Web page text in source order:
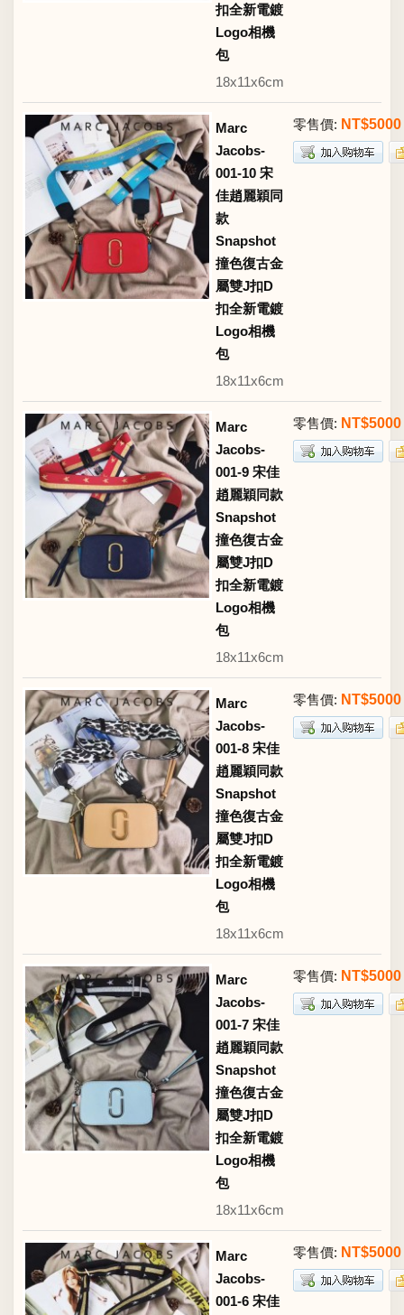
扣全新電鍍
Logo相機
包
18x11x6cm
Marc
Jacobs-
001-10 宋
佳趙麗穎同
款
Snapshot
撞色復古金
屬雙J扣D
扣全新電鍍
Logo相機
包
18x11x6cm
零售價: NT$5000
Marc
Jacobs-
001-9 宋佳
趙麗穎同款
Snapshot
撞色復古金
屬雙J扣D
扣全新電鍍
Logo相機
包
18x11x6cm
零售價: NT$5000
Marc
Jacobs-
001-8 宋佳
趙麗穎同款
Snapshot
撞色復古金
屬雙J扣D
扣全新電鍍
Logo相機
包
18x11x6cm
零售價: NT$5000
Marc
Jacobs-
001-7 宋佳
趙麗穎同款
Snapshot
撞色復古金
屬雙J扣D
扣全新電鍍
Logo相機
包
18x11x6cm
零售價: NT$5000
Marc
Jacobs-
001-6 宋佳
零售價: NT$5000